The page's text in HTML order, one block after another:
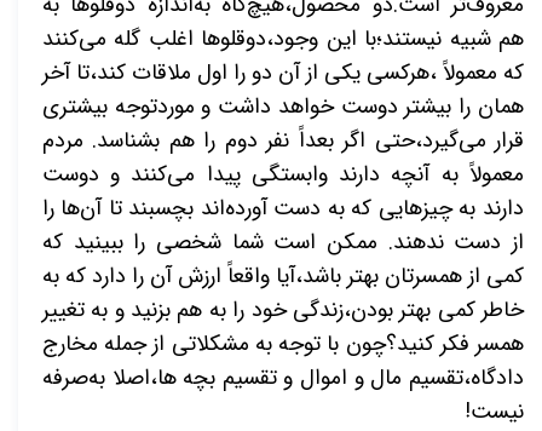
هم شبیه نیستند؛با این وجود،دوقلوها اغلب گله می‌کنند
که معمولاً ،هرکسی یکی از آن دو را اول ملاقات کند،تا آخر
همان را بیشتر دوست خواهد داشت و موردتوجه بیشتری
قرار می‌گیرد،حتی اگر بعداً نفر دوم را هم بشناسد. مردم
معمولاً به آنچه دارند وابستگی پیدا می‌کنند و دوست
دارند به چیزهایی که به دست آورده‌اند بچسبند تا آن‌ها را
از دست ندهند. ممکن است شما شخصی را ببینید که
کمی از همسرتان بهتر باشد،آیا واقعاً ارزش آن را دارد که به
خاطر کمی بهتر بودن،زندگی خود را به هم بزنید و به تغییر
همسر فکر کنید؟چون با توجه به مشکلاتی از جمله مخارج
دادگاه،تقسیم مال و اموال و تقسیم بچه ها،اصلا به‌صرفه
نیست!